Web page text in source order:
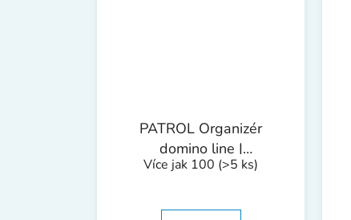
PATROL Organizér
domino line |
250x200x44 mm
Více jak 100 (>5 ks)